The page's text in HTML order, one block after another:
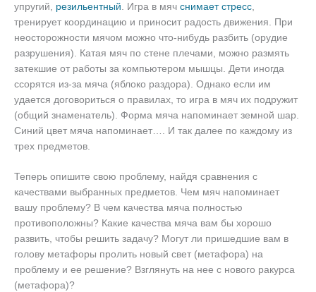
упругий, резильентный . Игра в мяч снимает стресс
тренирует координацию и приносит радость движения. При
неосторожности мячом можно что-нибудь разбить (орудие
разрушения). Катая мяч по стене плечами, можно размять
затекшие от работы за компьютером мышцы. Дети иногда
ссорятся из-за мяча (яблоко раздора). Однако если им
удается договориться о правилах, то игра в мяч их подружит
(общий знаменатель). Форма мяча напоминает земной шар.
Синий цвет мяча напоминает…. И так далее по каждому из
трех предметов.
Теперь опишите свою проблему, найдя сравнения с
качествами выбранных предметов. Чем мяч напоминает
вашу проблему? В чем качества мяча полностью
противоположны? Какие качества мяча вам бы хорошо
развить, чтобы решить задачу? Могут ли пришедшие вам в
голову метафоры пролить новый свет (метафора) на
проблему и ее решение? Взглянуть на нее с нового ракурса
(метафора)?